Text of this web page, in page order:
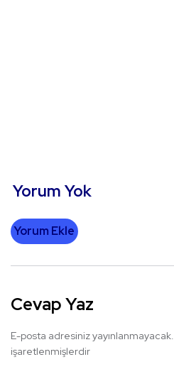
Yorum Yok
Yorum Ekle
Cevap Yaz
E-posta adresiniz yayınlanmayacak.
işaretlenmişlerdir